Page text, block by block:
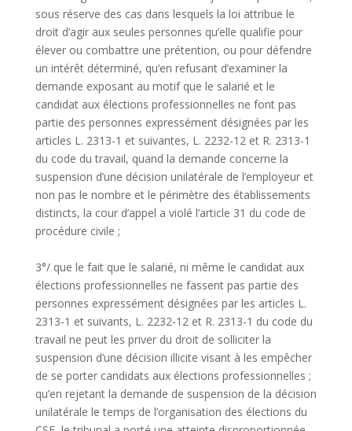
sous réserve des cas dans lesquels la loi attribue le
droit d’agir aux seules personnes qu’elle qualifie pour
élever ou combattre une prétention, ou pour défendre
un intérêt déterminé, qu’en refusant d’examiner la
demande exposant au motif que le salarié et le
candidat aux élections professionnelles ne font pas
partie des personnes expressément désignées par les
articles L. 2313-1 et suivantes, L. 2232-12 et R. 2313-1
du code du travail, quand la demande concerne la
suspension d’une décision unilatérale de l’employeur et
non pas le nombre et le périmètre des établissements
distincts, la cour d’appel a violé l’article 31 du code de
procédure civile ;
3°/ que le fait que le salarié, ni même le candidat aux
élections professionnelles ne fassent pas partie des
personnes expressément désignées par les articles L.
2313-1 et suivants, L. 2232-12 et R. 2313-1 du code du
travail ne peut les priver du droit de solliciter la
suspension d’une décision illicite visant à les empêcher
de se porter candidats aux élections professionnelles ;
qu’en rejetant la demande de suspension de la décision
unilatérale le temps de l’organisation des élections du